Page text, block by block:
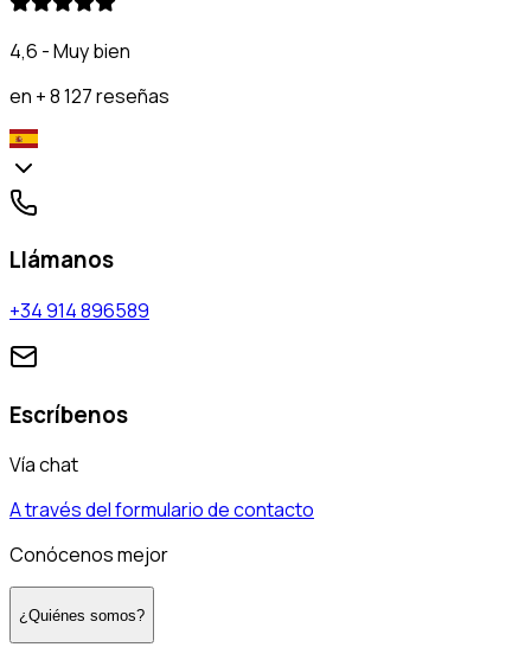
4,6 - Muy bien
en + 8 127 reseñas
Llámanos
+34 914 896589
Escríbenos
Vía chat
A través del formulario de contacto
Conócenos mejor
¿Quiénes somos?